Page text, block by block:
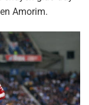
Amorim.